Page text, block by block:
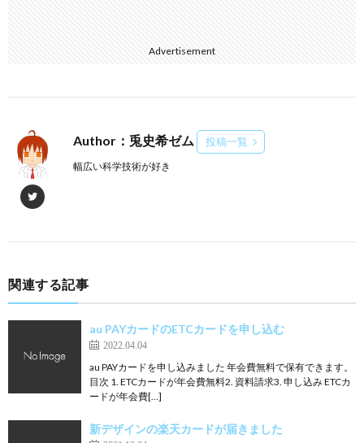
Advertisement
Author：兎史希ゼム 投稿一覧
幅広い科学技術が好き
関連する記事
au PAYカードのETCカードを申し込む
2022.04.04
au PAYカードを申し込みました 年会費無料で保有できます。
目次 1. ETCカードが年会費無料2. 資料請求3. 申し込み ETCカ
ードが年会費[…]
新デザインの楽天カードが届きました